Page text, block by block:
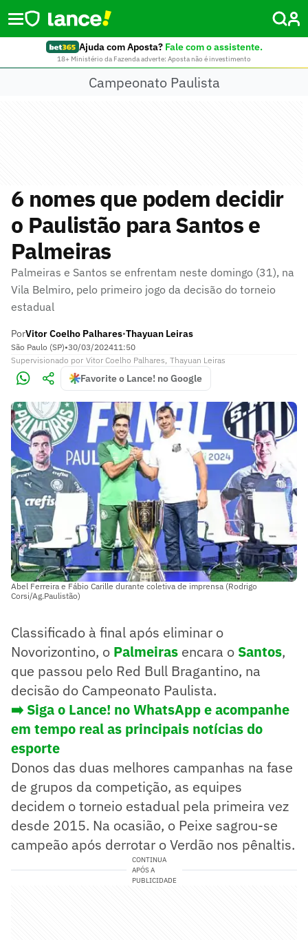
Ajuda com Aposta? Fale com o assistente.
18+ Ministério da Fazenda adverte: Aposta não é investimento
Campeonato Paulista
6 nomes que podem decidir
o Paulistão para Santos e
Palmeiras
Palmeiras e Santos se enfrentam neste domingo (31), na
Vila Belmiro, pelo primeiro jogo da decisão do torneio
estadual
PorVitor Coelho Palhares•Thayuan Leiras
São Paulo (SP)•30/03/202411:50
Supervisionado por Vitor Coelho Palhares, Thayuan Leiras
Favorite o Lance! no Google
Abel Ferreira e Fábio Carille durante coletiva de imprensa (Rodrigo
Corsi/Ag.Paulistão)
Classificado à final após eliminar o
Novorizontino, o Palmeiras encara o Santos,
que passou pelo Red Bull Bragantino, na
decisão do Campeonato Paulista.
➡️ Siga o Lance! no WhatsApp e acompanhe
em tempo real as principais notícias do
esporte
Donos das duas melhores campanhas na fase
de grupos da competição, as equipes
decidem o torneio estadual pela primeira vez
desde 2015. Na ocasião, o Peixe sagrou-se
campeão após derrotar o Verdão nos pênaltis.
CONTINUA
APÓS A
PUBLICIDADE